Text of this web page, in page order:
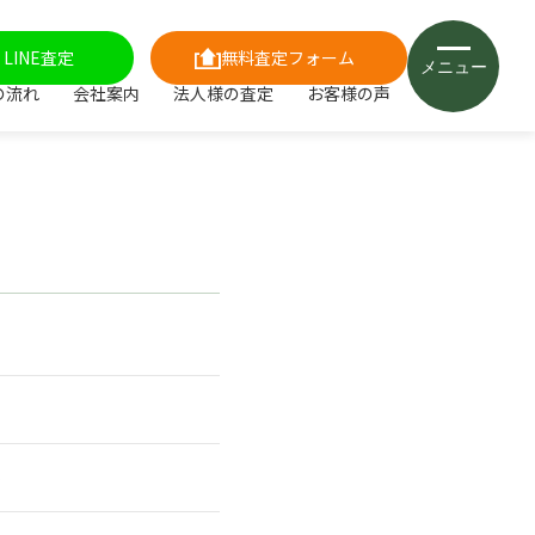
査定
無料査定フォーム
流れ 会社案内 法人様の査定 お客様の声
メニュー